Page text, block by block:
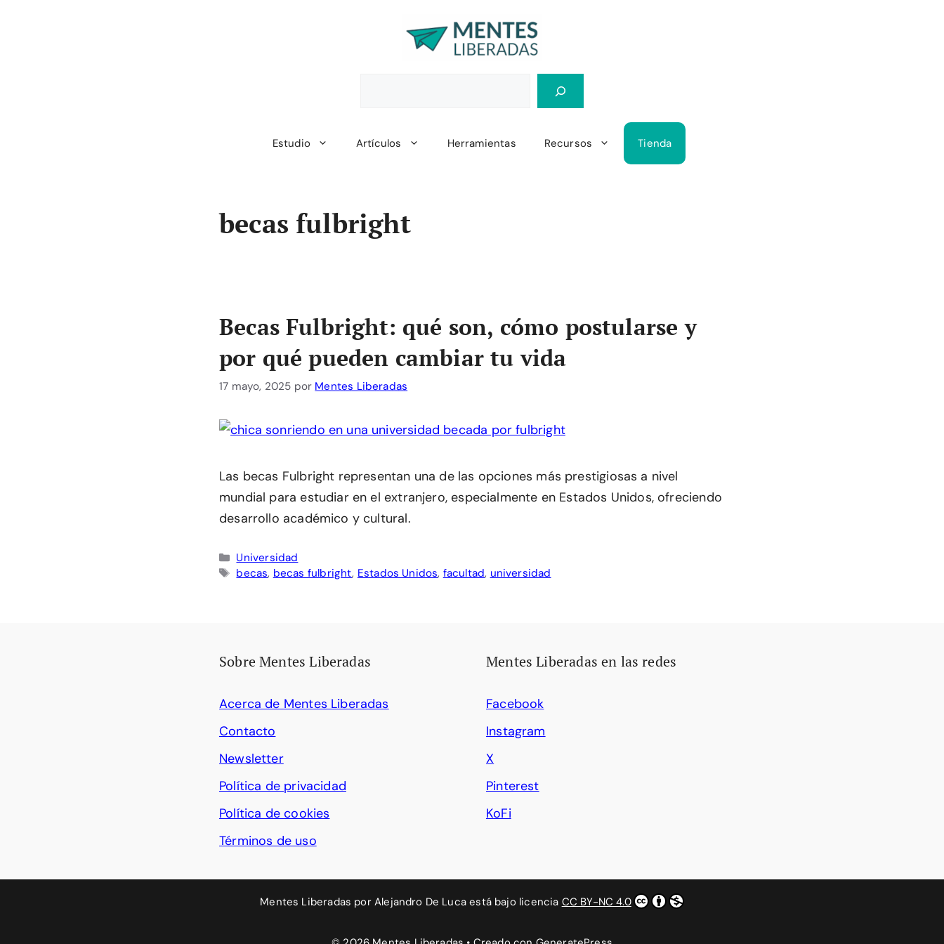
Estudio Artículos Herramientas Recursos Tienda
becas fulbright
Becas Fulbright: qué son, cómo postularse y
por qué pueden cambiar tu vida
17 mayo, 2025 por Mentes Liberadas
Las becas Fulbright representan una de las opciones más prestigiosas a nivel
mundial para estudiar en el extranjero, especialmente en Estados Unidos, ofreciendo
desarrollo académico y cultural.
Categorías
Universidad
Etiquetas
becas, becas fulbright, Estados Unidos, facultad, universidad
Sobre Mentes Liberadas
Acerca de Mentes Liberadas
Contacto
Newsletter
Política de privacidad
Política de cookies
Términos de uso
Mentes Liberadas en las redes
Facebook
Instagram
X
Pinterest
KoFi
Mentes Liberadas por Alejandro De Luca está bajo licencia CC BY-NC 4.0